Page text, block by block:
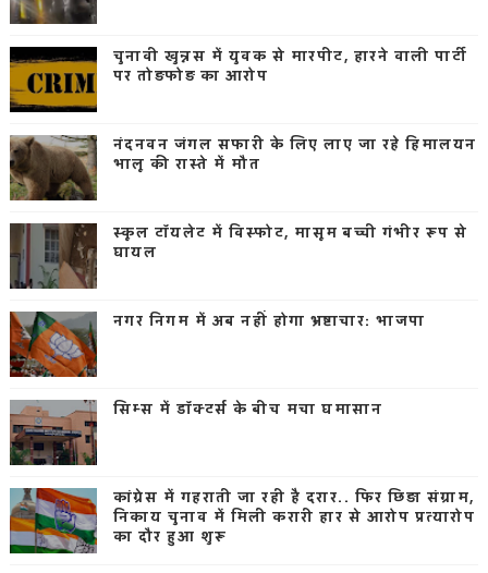
चुनावी खुन्नस में युवक से मारपीट, हारने वाली पार्टी
पर तोड़फोड़ का आरोप
नंदनवन जंगल सफारी के लिए लाए जा रहे हिमालयन
भालू की रास्ते में मौत
स्कूल टॉयलेट में विस्फोट, मासूम बच्ची गंभीर रूप से
घायल
नगर निगम में अब नहीं होगा भ्रष्टाचार: भाजपा
सिम्स में डॉक्टर्स के बीच मचा घमासान
कांग्रेस में गहराती जा रही है दरार.. फिर छिड़ा संग्राम,
निकाय चुनाव में मिली करारी हार से आरोप प्रत्यारोप
का दौर हुआ शुरू